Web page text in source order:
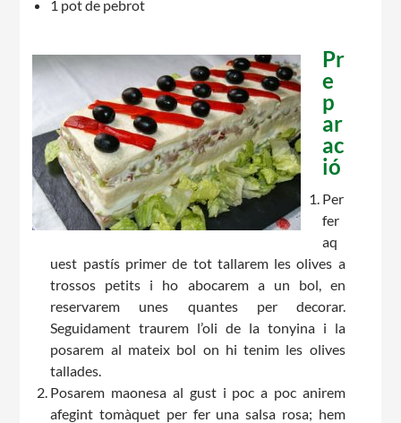
1 pot de pebrot
Pr
e
p
ar
ac
ió
Per
fer
aq
uest pastís primer de tot tallarem les olives a
trossos petits i ho abocarem a un bol, en
reservarem unes quantes per decorar.
Seguidament traurem l’oli de la tonyina i la
posarem al mateix bol on hi tenim les olives
tallades.
Posarem maonesa al gust i poc a poc anirem
afegint tomàquet per fer una salsa rosa; hem
La Fundació
L'equip
Missió i valors
Els comptes clars
Memòria d'activitats
Proposta educativa
ACTUALITAT
Notícies
Butlletins